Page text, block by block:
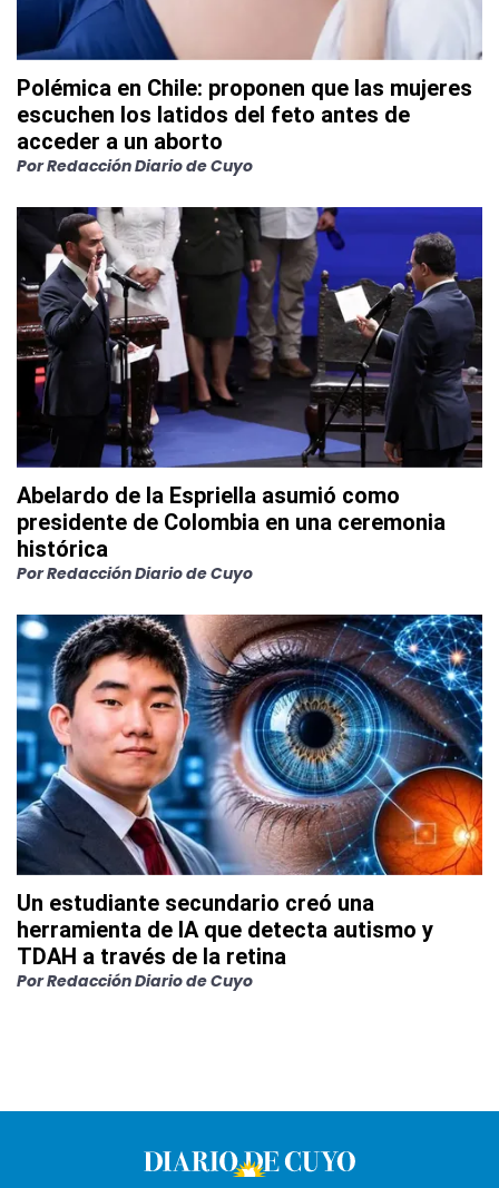
Polémica en Chile: proponen que las mujeres
escuchen los latidos del feto antes de
acceder a un aborto
PorRedacción Diario de Cuyo
Abelardo de la Espriella asumió como
presidente de Colombia en una ceremonia
histórica
PorRedacción Diario de Cuyo
Un estudiante secundario creó una
herramienta de IA que detecta autismo y
TDAH a través de la retina
PorRedacción Diario de Cuyo